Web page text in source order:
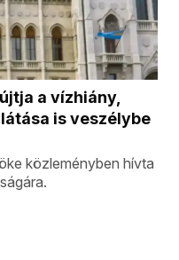
a vízhiány,
is veszélybe
közleményben hívta